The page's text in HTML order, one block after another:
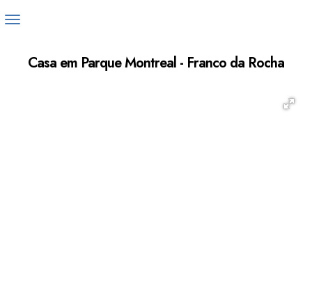
Casa em Parque Montreal - Franco da Rocha